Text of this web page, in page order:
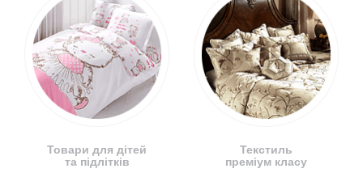
Товари для дітей
та підлітків
Текстиль
преміум класу